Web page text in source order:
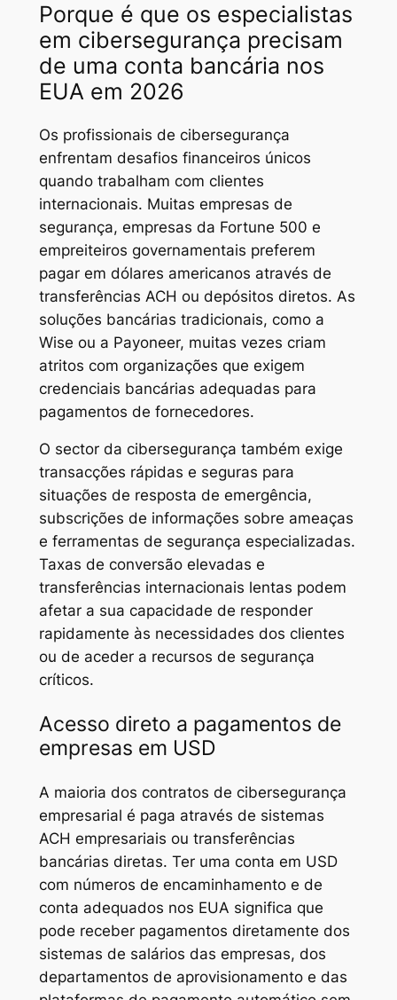
Porque é que os especialistas
em cibersegurança precisam
de uma conta bancária nos
EUA em 2026
Os profissionais de cibersegurança
enfrentam desafios financeiros únicos
quando trabalham com clientes
internacionais. Muitas empresas de
segurança, empresas da Fortune 500 e
empreiteiros governamentais preferem
pagar em dólares americanos através de
transferências ACH ou depósitos diretos. As
soluções bancárias tradicionais, como a
Wise ou a Payoneer, muitas vezes criam
atritos com organizações que exigem
credenciais bancárias adequadas para
pagamentos de fornecedores.
O sector da cibersegurança também exige
transacções rápidas e seguras para
situações de resposta de emergência,
subscrições de informações sobre ameaças
e ferramentas de segurança especializadas.
Taxas de conversão elevadas e
transferências internacionais lentas podem
afetar a sua capacidade de responder
rapidamente às necessidades dos clientes
ou de aceder a recursos de segurança
críticos.
Acesso direto a pagamentos de
empresas em USD
A maioria dos contratos de cibersegurança
empresarial é paga através de sistemas
ACH empresariais ou transferências
bancárias diretas. Ter uma conta em USD
com números de encaminhamento e de
conta adequados nos EUA significa que
pode receber pagamentos diretamente dos
sistemas de salários das empresas, dos
departamentos de aprovisionamento e das